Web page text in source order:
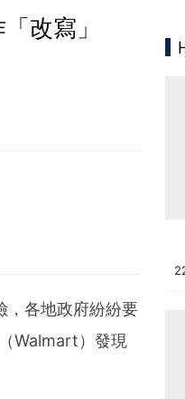
改寫」
，各地政府紛紛要
Walmart）發現